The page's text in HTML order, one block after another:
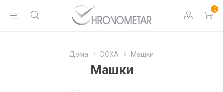
0
Дома DOXA Машки
Машки